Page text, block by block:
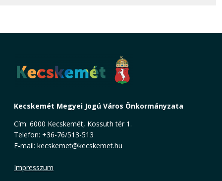
Kecskemét Megyei Jogú Város Önkormányzata
Cím: 6000 Kecskemét, Kossuth tér 1.
Telefon: +36-76/513-513
E-mail: kecskemet@kecskemet.hu
Impresszum